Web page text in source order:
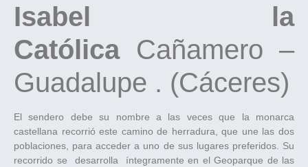
Isabel la
Católica Cañamero –
Guadalupe . (Cáceres)
El sendero debe su nombre a las veces que la monarca
castellana recorrió este camino de herradura, que une las dos
poblaciones, para acceder a uno de sus lugares preferidos. Su
recorrido se desarrolla íntegramente en el Geoparque de las